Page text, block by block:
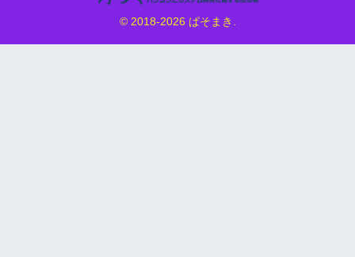
© 2018-2026 ぱそまき.